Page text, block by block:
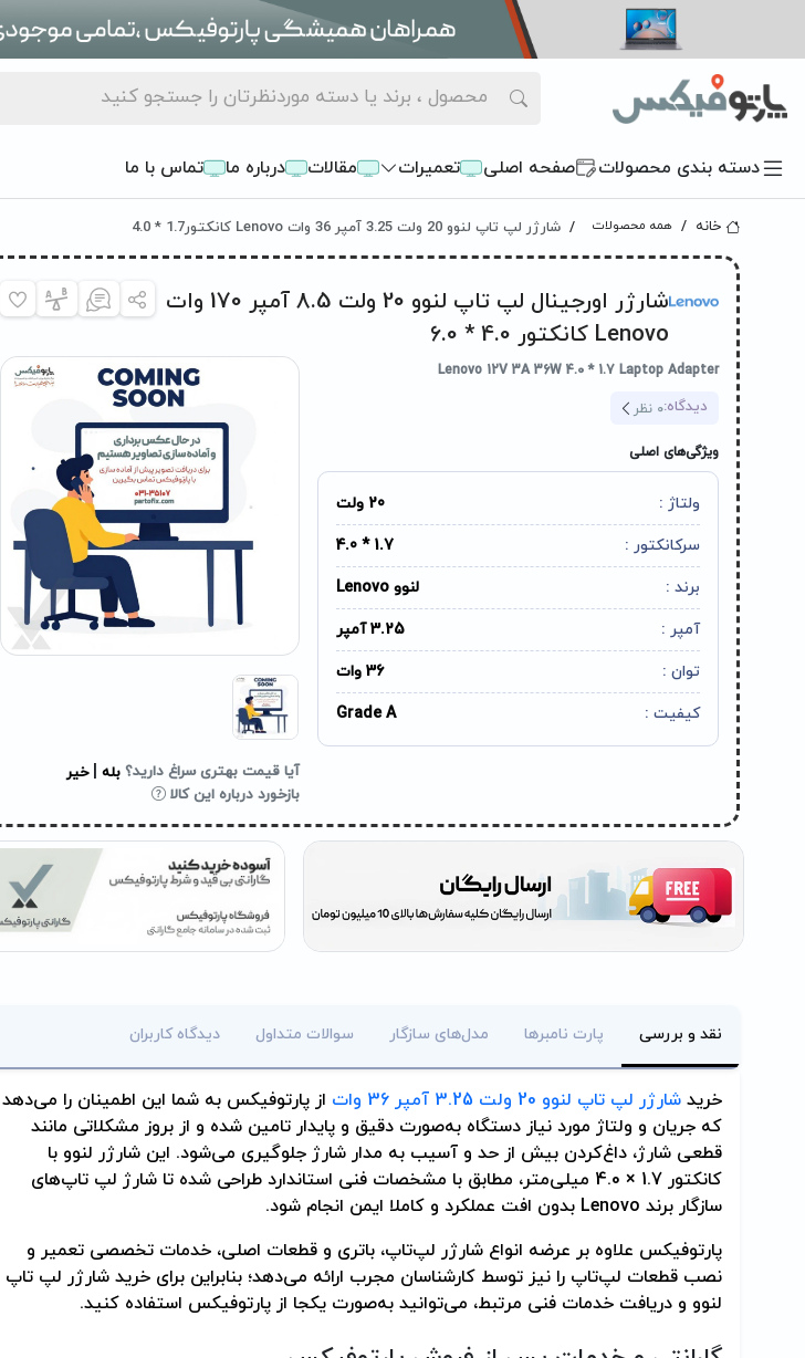
دسته بندی محصولات صفحه اصلی تعمیرات مقالات درباره ما تماس با ما
خانه همه محصولات شارژر لپ تاپ لنوو 20 ولت 3.25 آمپر 36 وات Lenovo کانکتور1.7 * 4.0
شارژر اورجینال لپ تاپ لنوو 20 ولت 8.5 آمپر 170 وات
Lenovo کانکتور 4.0 * 6.0
Lenovo 12V 3A 36W 4.0 * 1.7 Laptop Adapter
دیدگاه:0 نظر
ویژگی‌های اصلی
ولتاژ :
20 ولت
سرکانکتور :
1.7 * 4.0
برند :
لنوو Lenovo
آمپر :
3.25 آمپر
توان :
36 وات
کیفیت :
Grade A
آیا قیمت بهتری سراغ دارید؟ بله
خیر
بازخورد درباره این کالا
نقد و بررسی پارت نامبرها مدل‌های سازگار سوالات متداول دیدگاه کاربران
خریدشارژر لپ تاپ لنوو 20 ولت 3.25 آمپر 36 وات
از پارتوفیکس به شما این اطمینان را می‌دهد
که جریان و ولتاژ مورد نیاز دستگاه به‌صورت دقیق و پایدار تامین شده و از بروز مشکلاتی مانند
قطعی شارژ، داغ‌کردن بیش از حد و آسیب به مدار شارژ جلوگیری می‌شود. این شارژر لنوو با
کانکتور 1.7 × 4.0 میلی‌متر، مطابق با مشخصات فنی استاندارد طراحی شده تا شارژ لپ تاپ‌های
سازگار برند Lenovo بدون افت عملکرد و کاملا ایمن انجام شود.
پارتوفیکس علاوه بر عرضه انواع شارژر لپ‌تاپ، باتری و قطعات اصلی، خدمات تخصصی تعمیر و
نصب قطعات لپ‌تاپ را نیز توسط کارشناسان مجرب ارائه می‌دهد؛ بنابراین برای خرید شارژر لپ تاپ
لنوو و دریافت خدمات فنی مرتبط، می‌توانید به‌صورت یکجا از پارتوفیکس استفاده کنید.